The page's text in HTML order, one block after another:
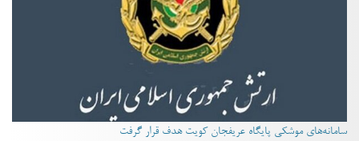
سامانه‌های موشکی پایگاه عریفجان کویت هدف قرار گرفت